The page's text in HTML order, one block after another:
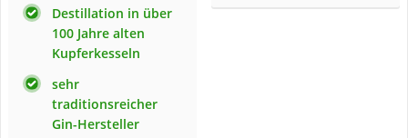
Destillation in über
100 Jahre alten
Kupferkesseln
sehr
traditionsreicher
Gin-Hersteller